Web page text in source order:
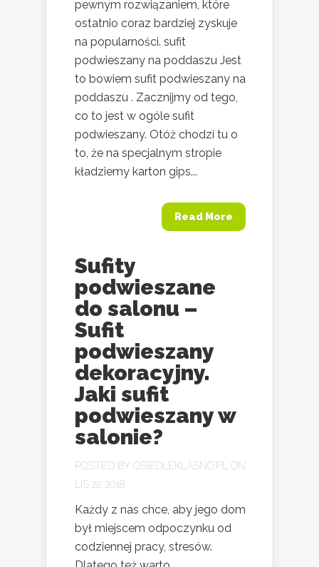
pewnym rozwiązaniem, które
ostatnio coraz bardziej zyskuje
na popularności. sufit
podwieszany na poddaszu Jest
to bowiem sufit podwieszany na
poddaszu . Zacznijmy od tego,
co to jest w ogóle sufit
podwieszany. Otóż chodzi tu o
to, że na specjalnym stropie
kładziemy karton gips...
Read More
Sufity
podwieszane
do salonu –
Sufit
podwieszany
dekoracyjny.
Jaki sufit
podwieszany w
salonie?
POSTED BY OSIEDLEKLASNO.PL ON
LIS 22, 2018
Każdy z nas chce, aby jego dom
był miejscem odpoczynku od
codziennej pracy, stresów.